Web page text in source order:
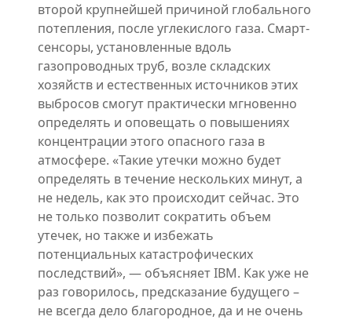
второй крупнейшей причиной глобального
потепления, после углекислого газа. Смарт-
сенсоры, установленные вдоль
газопроводных труб, возле складских
хозяйств и естественных источников этих
выбросов смогут практически мгновенно
определять и оповещать о повышениях
концентрации этого опасного газа в
атмосфере. «Такие утечки можно будет
определять в течение нескольких минут, а
не недель, как это происходит сейчас. Это
не только позволит сократить объем
утечек, но также и избежать
потенциальных катастрофических
последствий», — объясняет IBM. Как уже не
раз говорилось, предсказание будущего –
не всегда дело благородное, да и не очень